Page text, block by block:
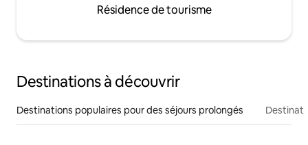
Résidence de tourisme
Destinations à découvrir
Destinations populaires pour des séjours prolongés